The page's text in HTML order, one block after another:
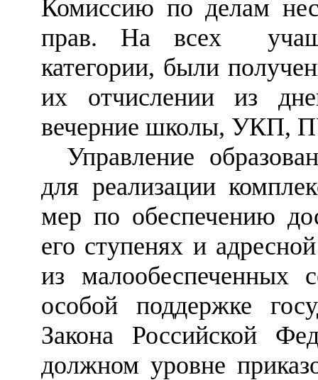
Комиссию по делам
прав. На всех
категории, были
их отчислении из
вечерние школы, УКП,
Управление
для реализации
мер по обеспечению
его ступенях и
из
особой поддержке
Закона Российской
должном уровне